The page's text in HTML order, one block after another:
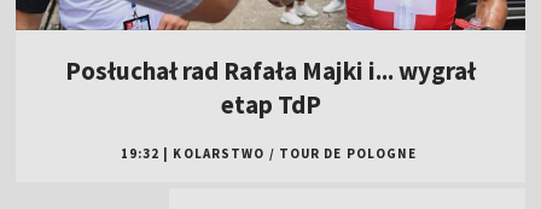
Posłuchał rad Rafała Majki i... wygrał
etap TdP
19:32 KOLARSTWO / TOUR DE POLOGNE